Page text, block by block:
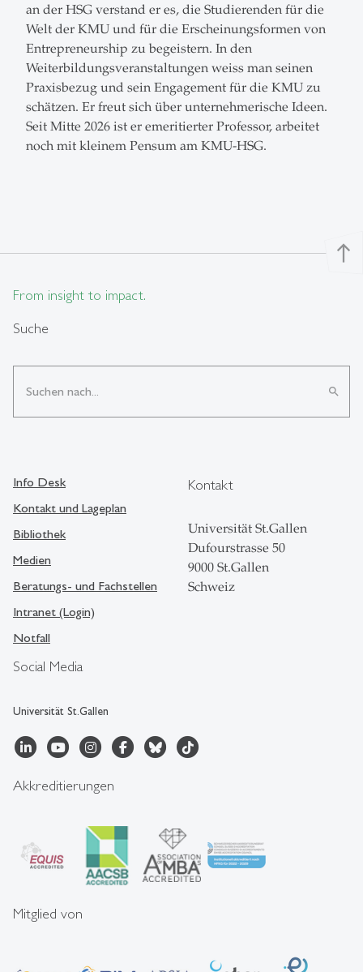
an der HSG verstand er es, die Studierenden für die
Welt der KMU und für die Erscheinungsformen von
Entrepreneurship zu begeistern. In den
Weiterbildungsveranstaltungen weiss man seinen
Praxisbezug und sein Engagement für die KMU zu
schätzen. Er freut sich über unternehmerische Ideen.
Seit Mitte 2026 ist er emeritierter Professor, arbeitet
noch mit kleinem Pensum am KMU-HSG.
north
From insight to impact.
Suche
search
Social Media
Universität St.Gallen
Info Desk
Kontakt und Lageplan
Bibliothek
Medien
Beratungs- und Fachstellen
Intranet (Login)
Notfall
Kontakt
Universität St.Gallen
Dufourstrasse 50
9000 St.Gallen
Schweiz
Akkreditierungen
Mitglied von